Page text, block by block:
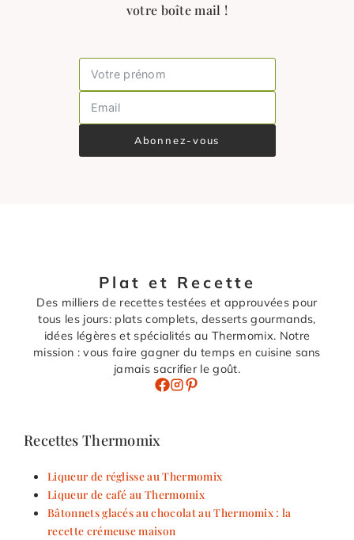
votre boîte mail !
Abonnez-vous
Plat et Recette
Des milliers de recettes testées et approuvées pour
tous les jours: plats complets, desserts gourmands,
idées légères et spécialités au Thermomix. Notre
mission : vous faire gagner du temps en cuisine sans
jamais sacrifier le goût.
Recettes Thermomix
Liqueur de réglisse au Thermomix
Liqueur de café au Thermomix
Bâtonnets glacés au chocolat au Thermomix : la
recette crémeuse maison